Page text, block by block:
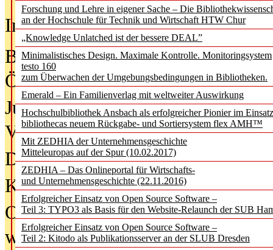
Forschung und Lehre in eigener Sache – Die
an der Hochschule für Technik und Wirtschaft HTW Chur
„Knowledge Unlatched ist der bessere DEAL”
Minimalistisches Design. Maximale Kontrolle. Monitoringsystem
testo 160
zum Überwachen der Umgebungsbedingungen in Bibliotheken.
Emerald – Ein Familienverlag mit weltweiter Auswirkung
Hochschulbibliothek Ansbach als erfolgreicher Pionier im
bibliothecas neuem Rückgabe- und Sortiersystem flex AMH™
Mit ZEDHIA der Unternehmensgeschichte
Mitteleuropas auf der Spur (10.02.2017)
ZEDHIA – Das Onlineportal für Wirtschafts-
und Unternehmensgeschichte (22.11.2016)
Erfolgreicher Einsatz von Open Source Software –
Teil 3: TYPO3 als Basis für den Website-Relaunch der SUB
Erfolgreicher Einsatz von Open Source Software –
Teil 2: Kitodo als Publikationsserver an der SLUB Dresden
In der Ausgabe05/2026(Juni/Juli
Bürgerforum fordert mehr
Öffentlichkeit
Jugendliche wollen besseren
Verbote
Digitale Langzeit­archi­vierung
KI-Chatbots werden Teil der
Offene Infrastrukturen für
wissenschaftliche